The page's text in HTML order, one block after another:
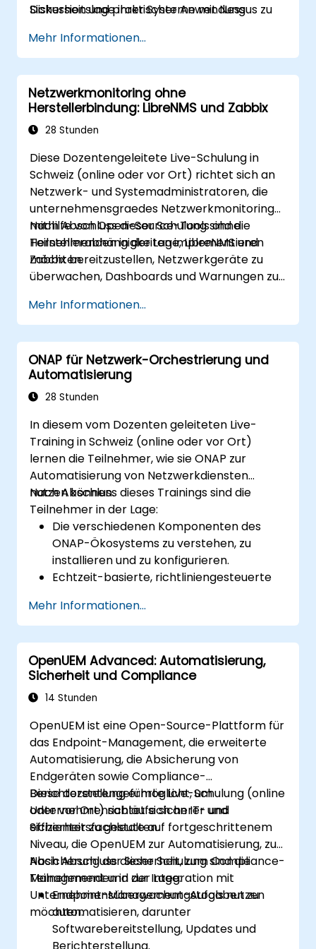
Sicherheitslage ihrer Systeme mit Nessus zu
für die Behebung der festgestellten Mängel zu
bestimmen.
Diskussion und praktischer Anwendung
Mehr Informationen...
Netzwerkmonitoring ohne
Herstellerbindung: LibreNMS und Zabbix
28 Stunden
Diese Dozentengeleitete Live-Schulung in
Schweiz (online oder vor Ort) richtet sich an
Netzwerk- und Systemadministratoren, die
unternehmensgraedes Netzwerkmonitoring
mithilfe von Open-Source-Tools ohne
Herstellerabhängigkeiten implementieren
möchten.
Nach Abschluss dieser Schulung sind die
Teilnehmenden in der Lage, LibreNMS und
Zabbix bereitzustellen, Netzwerkgeräte zu
überwachen, Dashboards und Warnungen zu
und sich mit externen Systemen zu
integrieren.
Mehr Informationen...
ONAP für Netzwerk-Orchestrierung und
Automatisierung
28 Stunden
In diesem vom Dozenten geleiteten Live-
Training in Schweiz (online oder vor Ort)
lernen die Teilnehmer, wie sie ONAP zur
Automatisierung von Netzwerkdiensten
nutzen können.
Nach Abschluss dieses Trainings sind die
Teilnehmer in der Lage:
Die verschiedenen Komponenten des
ONAP-Ökosystems zu verstehen, zu
installieren und zu konfigurieren.
Echtzeit-basierte, richtliniengesteuerte
physischer und virtueller
Netzwerkfunktionen durchzuführen.
VNFs, SDNs und andere Netzwerkdienste
zu entwerfen, zu erstellen, zu
orchestrieren und zu überwachen.
Den gesamten Netzwerklebenszyklus
Ansatz zu verwalten.
Ein Netzwerk mit den neuesten Open-
Source-Technologien und -Praktiken zu
entwickeln, bereitzustellen und zu
skalieren.
Mehr Informationen...
OpenUEM Advanced: Automatisierung,
Sicherheit und Compliance
14 Stunden
OpenUEM ist eine Open-Source-Plattform für
das Endpoint-Management, die erweiterte
Automatisierung, die Absicherung von
Endgeräten sowie Compliance-
Berichterstellung ermöglicht, um
Unternehmensabläufe sicherer und
effizienter zu gestalten.
Diese dozentengeführte Live-Schulung (online
oder vor Ort) richtet sich an IT- und
Sicherheitsfachleute auf fortgeschrittenem
Niveau, die OpenUEM zur Automatisierung, zur
Absicherung der Sicherheit, zum Compliance-
Management und zur Integration mit
Unternehmensüberwachungstools nutzen
möchten.
Nach Abschluss dieser Schulung sind die
Teilnehmenden in der Lage:
Endpoint-Management-Aufgaben zu
automatisieren, darunter
Softwarebereitstellung, Updates und
Berichterstellung.